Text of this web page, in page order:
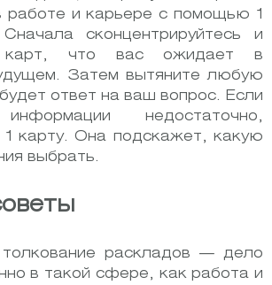
работе и карьере с помощью 1
сконцентрируйтесь и
карт, что вас ожидает в
Затем вытяните любую
ответ на ваш вопрос. Если
недостаточно,
карту. Она подскажет, какую
выбрать.
толкование раскладов — дело
в такой сфере, как работа и